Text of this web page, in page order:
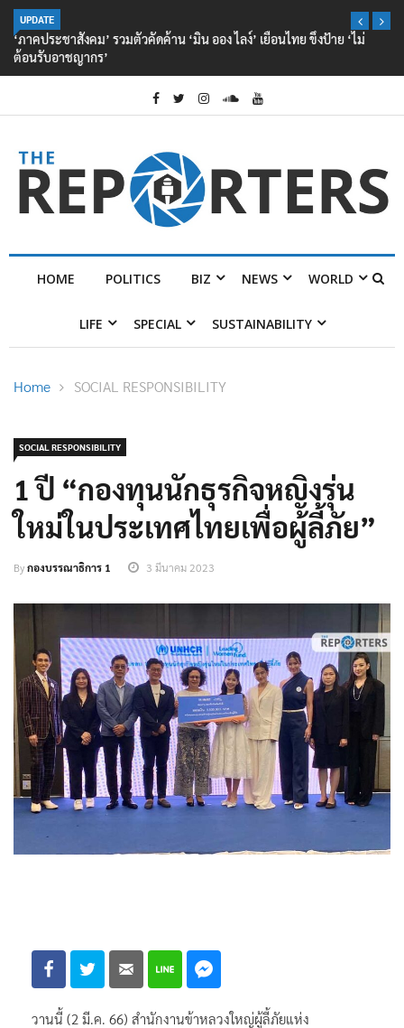
UPDATE
‘ภาคประชาสังคม’ รวมตัวคัดค้าน ‘มิน ออง ไลง์’ เยือนไทย ขึงป้าย ‘ไม่
ต้อนรับอาชญากร’
HOME POLITICS BIZ NEWS WORLD
LIFE SPECIAL SUSTAINABILITY
Home SOCIAL RESPONSIBILITY
SOCIAL RESPONSIBILITY
1 ปี “กองทุนนักธุรกิจหญิงรุ่น
ใหม่ในประเทศไทยเพื่อผู้ลี้ภัย”
Byกองบรรณาธิการ 1 3 มีนาคม 2023
วานนี้ (2 มี.ค. 66) สำนักงานข้าหลวงใหญ่ผู้ลี้ภัยแห่ง